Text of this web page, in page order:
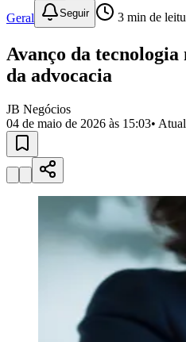
Bairros de Barueri
Selecione sua regiãoPara notícias
JubranBelval
VistaCalifórniaCarapicuíbaCentro
Região
Militar
Califórnia Jardim dos Altos
Esperança Jardim Graziela
Jardim ParaísoJardim
Jardim São Pedro Jardim São
MutingaNova
Parque Imperial Parque
Recanto Phrynéa
Tamboré
Vila Engenho Novo
Vila Porto
Para Sua Empresa
Geral Seguir 3 min de
Avanço da
da advocacia
JB Negócios
04 de maio de 2026 às 15:03•